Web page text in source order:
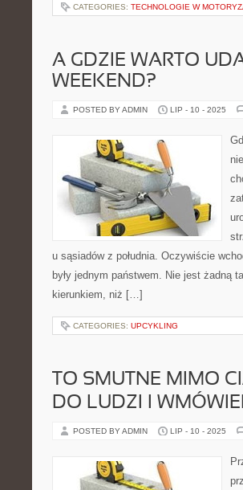
CATEGORIES: TECHNOLOGIE W
A GDZIE WARTO
WEEKEND?
POSTED BY ADMIN LIP - 10 - 2025
u sąsiadów z południa. Oczywiście
były jednym państwem. Nie jest żadną
kierunkiem, niż […]
CATEGORIES: UPCYKLING
TO SMUTNE MIMO
DO LUDZI I
POSTED BY ADMIN LIP - 10 - 2025